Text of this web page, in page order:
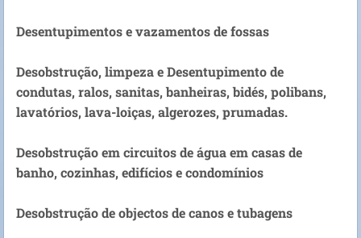
Desentupimentos e vazamentos de fossas
Desobstrução, limpeza e Desentupimento de
condutas, ralos, sanitas, banheiras, bidés, polibans,
lavatórios, lava-loiças, algerozes, prumadas.
Desobstrução em circuitos de água em casas de
banho, cozinhas, edifícios e condomínios
Desobstrução de objectos de canos e tubagens